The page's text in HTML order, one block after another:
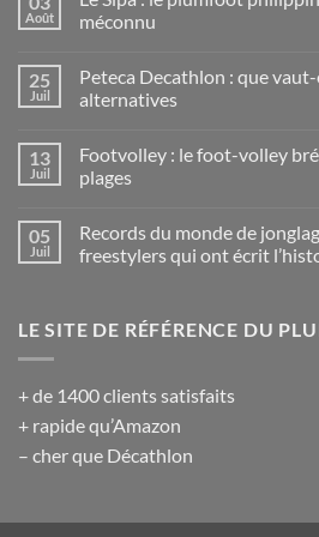
Août
méconnu
sur
Le
Sipa
plumfoot
philippin,
un
méconnu
25
Juil
Peteca Decathlon : que
alternatives
sur
Peteca
Decathlon
vaut-
elle
?
13
Juil
Footvolley : le foot-volley
plages
sur
Footvolley
brésilien
qui
plages
05
Juil
Records du monde de
freestylers qui ont écrit
Records
du
jonglage
au
football
:
les
freestylers
LE SITE DE RÉFÉRENCE DU
+ de 1400 clients satisfaits
+ rapide qu’Amazon
– cher que Décathlon